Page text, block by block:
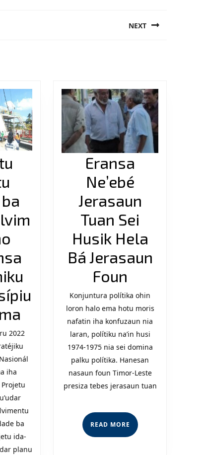
NEXT
Impaktu
Projetu
Estadu
Dezenvolvimentu
no
Seguransa
Ekonómiku
2022
iha
ba
ida-
planu
Eransa
Ne’ebé
Jerasaun
Tuan Sei
Husik Hela
Bá Jerasaun
Foun
Ne’ebé
Jerasaun
Tuan
Sei
Husik
Hela
Bá
Jerasaun
Konjuntura polítika ohin
loron halo ema hotu moris
nafatin iha konfuzaun nia
laran, polítiku na’in husi
1974-1975 nia sei domina
palku polítika. Hanesan
nasaun foun Timor-Leste
presiza tebes jerasaun tuan
READ MORE READ
MORE